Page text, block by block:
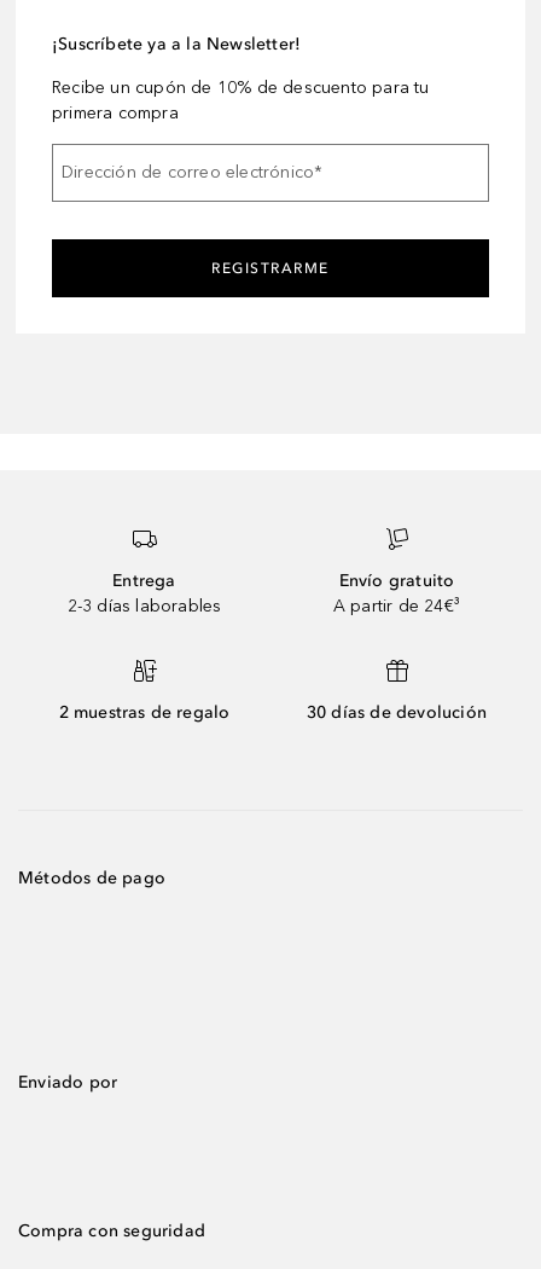
¡Suscríbete ya a la Newsletter!
Recibe un cupón de 10% de descuento para tu
primera compra
Dirección de correo electrónico*
REGISTRARME
Entrega
2-3 días laborables
Envío gratuito
A partir de 24€³
2 muestras de regalo 30 días de devolución
Métodos de pago
Enviado por
Compra con seguridad